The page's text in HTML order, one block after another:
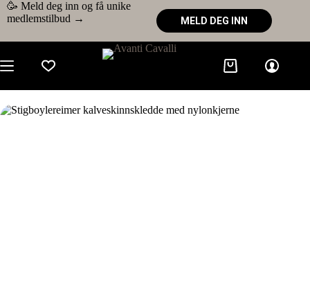
🥳 Meld deg inn og få unike
medlemstilbud →
MELD DEG INN